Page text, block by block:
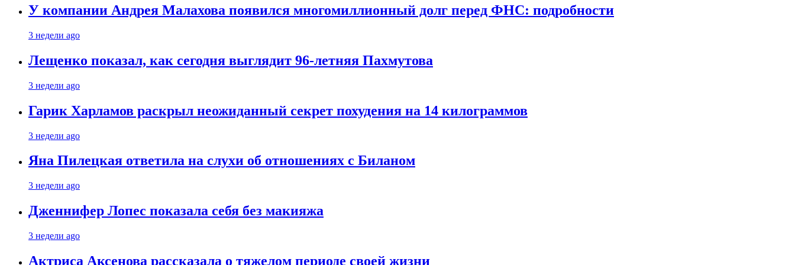
У компании Андрея Малахова появился многомиллионный долг перед ФНС: подробности
3 недели ago
Лещенко показал, как сегодня выглядит 96-летняя Пахмутова
3 недели ago
Гарик Харламов раскрыл неожиданный секрет похудения на 14 килограммов
3 недели ago
Яна Пилецкая ответила на слухи об отношениях с Биланом
3 недели ago
Дженнифер Лопес показала себя без макияжа
3 недели ago
Актриса Аксенова рассказала о тяжелом периоде своей жизни